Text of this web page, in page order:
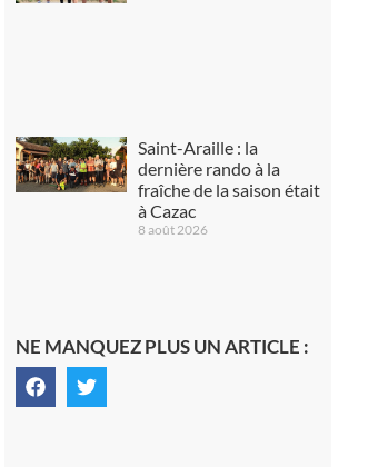
Saint-Araille : la
dernière rando à la
fraîche de la saison était
à Cazac
8 août 2026
NE MANQUEZ PLUS UN ARTICLE :